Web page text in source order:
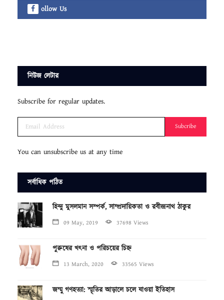
ollow Us
নিউজ লেটার
Subscribe for regular updates.
Subcribe
You can unsubscribe us at any time
সর্বাধিক পঠিত
হিন্দু মুসলমান সম্পর্ক, সাম্প্রদায়িকতা ও রবীন্দ্রনাথ ঠাকুর
09 May, 2019 37698 Views
পুরুষের খৎনা ও পরিচয়ের চিহ্ন
13 March, 2020 33565 Views
জম্মু গণহত্যা: স্মৃতির আড়ালে চলে যাওয়া ইতিহাস